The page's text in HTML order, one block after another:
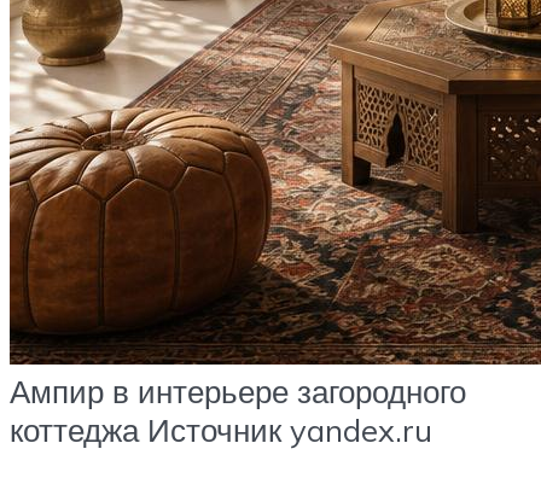
Ампир в интерьере загородного
коттеджа Источник yandex.ru